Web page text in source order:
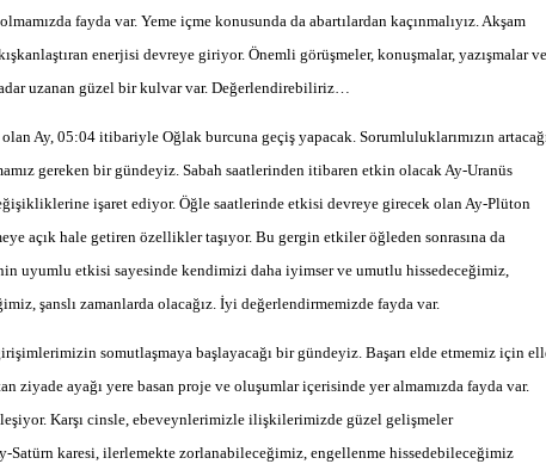
fayda var. Yeme içme konusunda da abartılardan kaçınmalıyız. Akşam
enerjisi devreye giriyor. Önemli görüşmeler, konuşmalar, yazışmalar ve
uzanan güzel bir kulvar var. Değerlendirebiliriz…
Ay, 05:04 itibariyle Oğlak burcuna geçiş yapacak. Sorumluluklarımızın
gereken bir gündeyiz. Sabah saatlerinden itibaren etkin olacak Ay-Uranüs
işaret ediyor. Öğle saatlerinde etkisi devreye girecek olan Ay-Plüton
açık hale getiren özellikler taşıyor. Bu gergin etkiler öğleden sonrasına da
uyumlu etkisi sayesinde kendimizi daha iyimser ve umutlu hissedeceğimiz,
şanslı zamanlarda olacağız. İyi değerlendirmemizde fayda var.
somutlaşmaya başlayacağı bir gündeyiz. Başarı elde etmemiz için
ayağı yere basan proje ve oluşumlar içerisinde yer almamızda fayda var.
Karşı cinsle, ebeveynlerimizle ilişkilerimizde güzel gelişmeler
Satürn karesi, ilerlemekte zorlanabileceğimiz, engellenme hissedebileceğimiz